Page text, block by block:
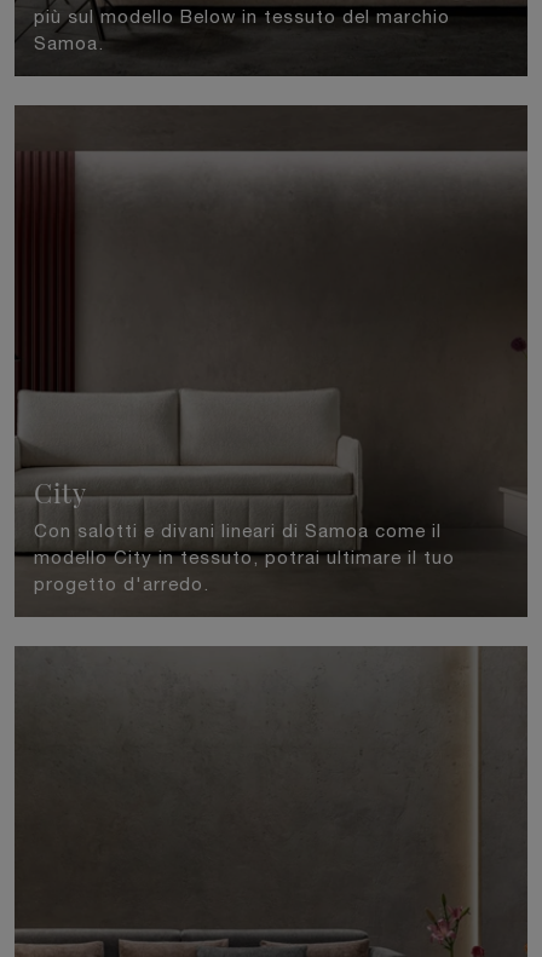
più sul modello Below in tessuto del marchio
Samoa.
City
Con salotti e divani lineari di Samoa come il
modello City in tessuto, potrai ultimare il tuo
progetto d'arredo.